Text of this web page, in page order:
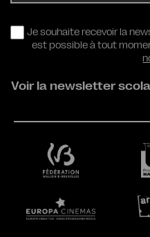
Je souhaite recevoir la
est possible à tout
Voir la newsletter